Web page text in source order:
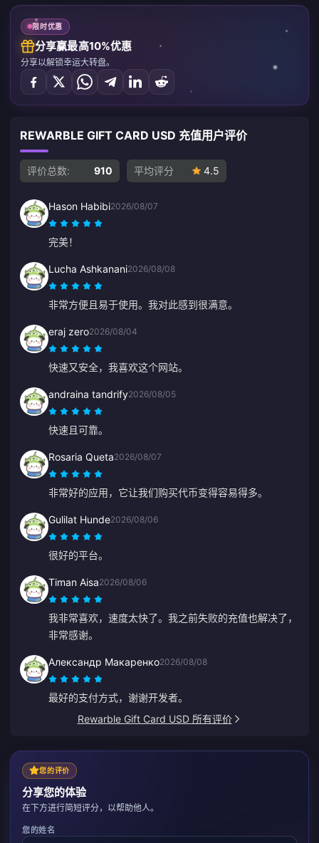
限时优惠
分享赢最高10%优惠
分享以解锁幸运大转盘。
REWARBLE GIFT CARD USD 充值用户评价
评价总数: 910 平均评分 4.5
Hason Habibi2026/08/07
完美！
Lucha Ashkanani2026/08/08
非常方便且易于使用。我对此感到很满意。
eraj zero2026/08/04
快速又安全，我喜欢这个网站。
andraina tandrify2026/08/05
快速且可靠。
Rosaria Queta2026/08/07
非常好的应用，它让我们购买代币变得容易得多。
Gulilat Hunde2026/08/06
很好的平台。
Timan Aisa2026/08/06
我非常喜欢，速度太快了。我之前失败的充值也解决了，
非常感谢。
Александр Макаренко2026/08/08
最好的支付方式，谢谢开发者。
Rewarble Gift Card USD 所有评价
您的评价
分享您的体验
在下方进行简短评分，以帮助他人。
您的姓名